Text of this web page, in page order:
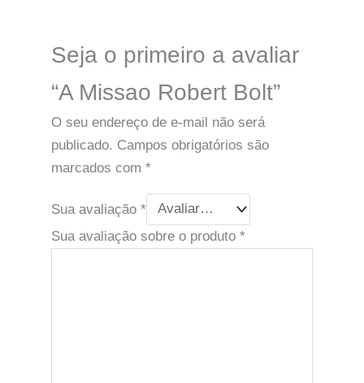
Seja o primeiro a avaliar
“A Missao Robert Bolt”
O seu endereço de e-mail não será
publicado. Campos obrigatórios são
marcados com *
Sua avaliação *
Sua avaliação sobre o produto *